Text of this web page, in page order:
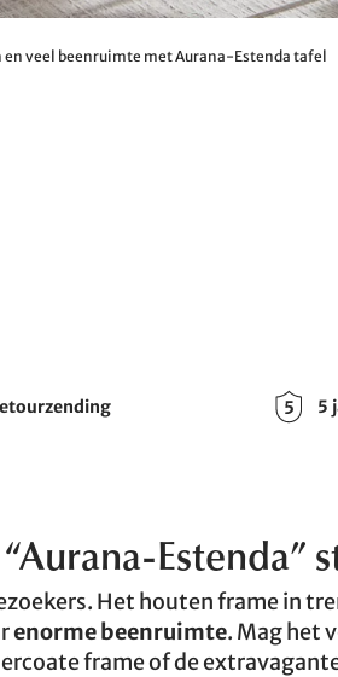
veel beenruimte met Aurana-Estenda tafel
5
Estenda”
Het houten frame in
enorme beenruimte. Mag het
frame of de